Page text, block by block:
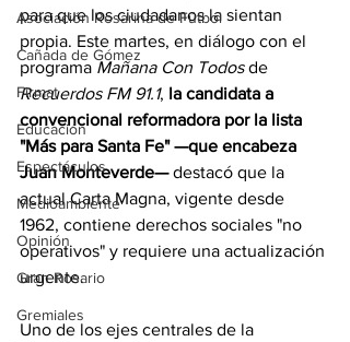
Asociación Rosarina de Fútbol
Cañada de Gómez
Firmat
Educación
Espectáculos
Medioambiente
Opinión
Gran Rosario
Gremiales
para que los ciudadanos la sientan
propia. Este martes, en diálogo con el
programa Mañana Con Todos de
Recuerdos FM 91.1, la candidata a
convencional reformadora por la lista
"Más para Santa Fe" —que encabeza
Juan Monteverde— destacó que la
actual Carta Magna, vigente desde
1962, contiene derechos sociales "no
operativos" y requiere una actualización
urgente.
Uno de los ejes centrales de la